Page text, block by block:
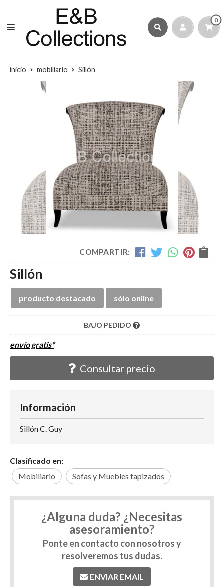
0
inicio mobiliario Sillón
COMPARTIR:
Sillón
producto destacado sólo online
BAJO PEDIDO
envío gratis*
Consultar precio
Información
Sillón C. Guy
Clasificado en:
Mobiliario
Sofas y Muebles tapizados
¿Alguna duda? ¿Necesitas
asesoramiento?
Ponte en contacto con nosotros y
resolveremos tus dudas.
ENVIAR EMAIL